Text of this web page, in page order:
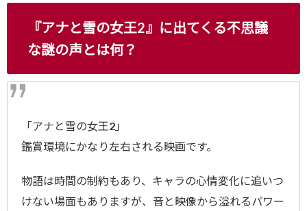
『アナと雪の女王2』に出てくる不思議
な謎の声とは何？
「アナと雪の女王2」
鑑賞環境にかなり左右される映画です。
物語は時間の制約もあり、キャラの心情変化に追いつ
けない場面もありますが、音と映像から溢れるパワー